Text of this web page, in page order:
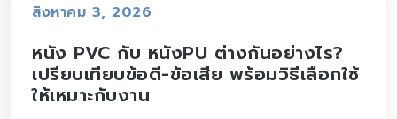
สิงหาคม 3, 2026
หนัง PVC กับ หนังPU ต่างกันอย่างไร?
เปรียบเทียบข้อดี-ข้อเสีย พร้อมวิธีเลือกใช้
ให้เหมาะกับงาน